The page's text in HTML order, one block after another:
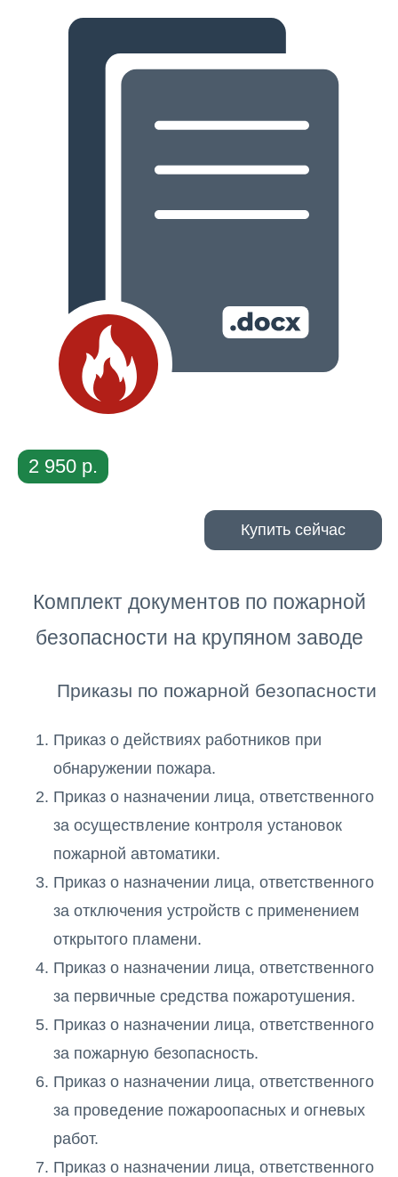
2 950 р.
Купить сейчас
Комплект документов по пожарной
безопасности на крупяном заводе
Приказы по пожарной безопасности
Приказ о действиях работников при
обнаружении пожара.
Приказ о назначении лица, ответственного
за осуществление контроля установок
пожарной автоматики.
Приказ о назначении лица, ответственного
за отключения устройств с применением
открытого пламени.
Приказ о назначении лица, ответственного
за первичные средства пожаротушения.
Приказ о назначении лица, ответственного
за пожарную безопасность.
Приказ о назначении лица, ответственного
за проведение пожароопасных и огневых
работ.
Приказ о назначении лица, ответственного